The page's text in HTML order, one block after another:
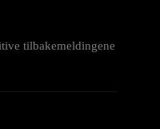
tilbakemeldingene